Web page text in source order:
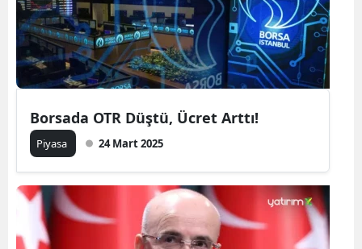
Borsada OTR Düştü, Ücret Arttı!
Piyasa 24 Mart 2025